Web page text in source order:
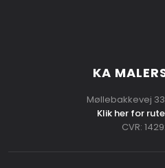
KA
Møllebakkevej
Klik her for
CVR: